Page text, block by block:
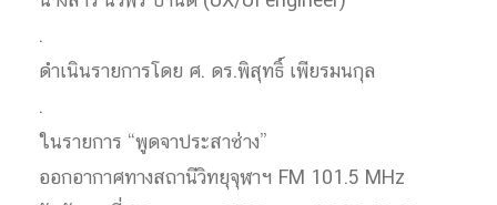
.
ดำเนินรายการโดย ศ. ดร.พิสุทธิ์ เพียรมนกุล
.
ในรายการ “พูดจาประสาช่าง”
ออกอากาศทางสถานีวิทยุจุฬาฯ FM 101.5 MHz